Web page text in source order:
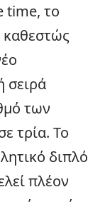
time, το
καθεστώς
σειρά
των
τρία. Το
διπλό
πλέον